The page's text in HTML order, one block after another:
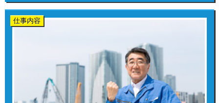
仕事内容